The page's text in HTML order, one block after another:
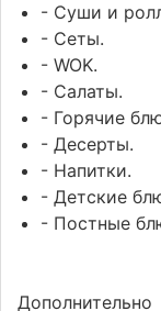
- Суши и
- Сеты.
- WOK.
- Салаты.
- Горячие
- Десерты.
- Напитки.
- Детские
- Постные